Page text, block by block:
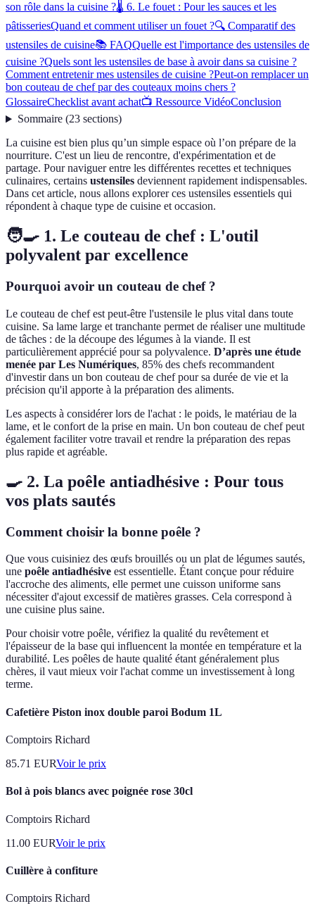
son rôle dans la cuisine ?🌡️ 6. Le fouet : Pour les sauces et les
pâtisseriesQuand et comment utiliser un fouet ?🔍 Comparatif des
ustensiles de cuisine📚 FAQQuelle est l'importance des ustensiles de
cuisine ?Quels sont les ustensiles de base à avoir dans sa cuisine ?
Comment entretenir mes ustensiles de cuisine ?Peut-on remplacer un
bon couteau de chef par des couteaux moins chers ?
GlossaireChecklist avant achat📺 Ressource VidéoConclusion
Sommaire(23 sections)
La cuisine est bien plus qu’un simple espace où l’on prépare de la
nourriture. C'est un lieu de rencontre, d'expérimentation et de
partage. Pour naviguer entre les différentes recettes et techniques
culinaires, certains ustensiles deviennent rapidement indispensables.
Dans cet article, nous allons explorer ces ustensiles essentiels qui
répondent à chaque type de cuisine et occasion.
🧑‍🍳 1. Le couteau de chef : L'outil
polyvalent par excellence
Pourquoi avoir un couteau de chef ?
Le couteau de chef est peut-être l'ustensile le plus vital dans toute
cuisine. Sa lame large et tranchante permet de réaliser une multitude
de tâches : de la découpe des légumes à la viande. Il est
particulièrement apprécié pour sa polyvalence. D’après une étude
menée par Les Numériques, 85% des chefs recommandent
d'investir dans un bon couteau de chef pour sa durée de vie et la
précision qu'il apporte à la préparation des aliments.
Les aspects à considérer lors de l'achat : le poids, le matériau de la
lame, et le confort de la prise en main. Un bon couteau de chef peut
également faciliter votre travail et rendre la préparation des repas
plus rapide et agréable.
🍳 2. La poêle antiadhésive : Pour tous
vos plats sautés
Comment choisir la bonne poêle ?
Que vous cuisiniez des œufs brouillés ou un plat de légumes sautés,
une poêle antiadhésive est essentielle. Étant conçue pour réduire
l'accroche des aliments, elle permet une cuisson uniforme sans
nécessiter d'ajout excessif de matières grasses. Cela correspond à
une cuisine plus saine.
Pour choisir votre poêle, vérifiez la qualité du revêtement et
l'épaisseur de la base qui influencent la montée en température et la
durabilité. Les poêles de haute qualité étant généralement plus
chères, il vaut mieux voir l'achat comme un investissement à long
terme.
Cafetière Piston inox double paroi Bodum 1L
Comptoirs Richard
85.71 EURVoir le prix
Bol à pois blancs avec poignée rose 30cl
Comptoirs Richard
11.00 EURVoir le prix
Cuillère à confiture
Comptoirs Richard